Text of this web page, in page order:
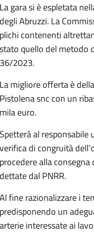
La gara si è espletata
degli Abruzzi. La
plichi contenenti
stato quello del metodo
36/2023.
La migliore offerta è
Pistolena snc con un
mila euro.
Spetterà al responsabile
verifica di congruità
procedere alla
dettate dal PNRR.
Al fine razionalizzare i
predisponendo un
arterie interessate ai